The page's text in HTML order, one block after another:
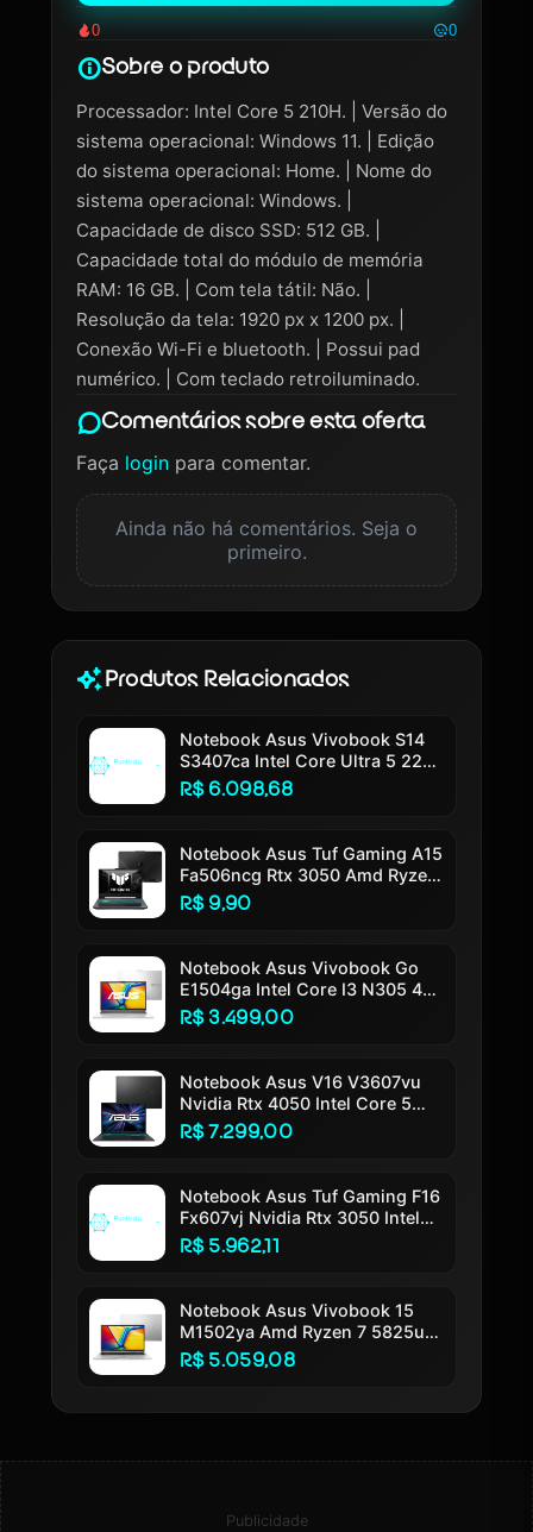
0 0
Sobre o produto
Processador: Intel Core 5 210H. | Versão do
sistema operacional: Windows 11. | Edição
do sistema operacional: Home. | Nome do
sistema operacional: Windows. |
Capacidade de disco SSD: 512 GB. |
Capacidade total do módulo de memória
RAM: 16 GB. | Com tela tátil: Não. |
Resolução da tela: 1920 px x 1200 px. |
Conexão Wi-Fi e bluetooth. | Possui pad
numérico. | Com teclado retroiluminado.
Comentários sobre esta oferta
Faça loginpara comentar.
Ainda não há comentários. Seja o
primeiro.
Produtos Relacionados
Notebook Asus Vivobook S14
S3407ca Intel Core Ultra 5 225h
16gb Ram 512gb Ssd Windows
11 Tela 14 Led Fhd Silver -
R$ 6.098,68
Notebook Asus Tuf Gaming A15
Fa506ncg Rtx 3050 Amd Ryzen
7 7445hs 16gb Ram 512gb Ssd
Windows 11 Tela 15,6 144hz
Preto Grafite
R$ 9,90
Notebook Asus Vivobook Go
E1504ga Intel Core I3 N305 4gb
Ram 256gb Ssd Linux Keepos
Tela 15,6 Fhd Silver - Nj447
R$ 3.499,00
Notebook Asus V16 V3607vu
Nvidia Rtx 4050 Intel Core 5
210h 16gb Ram 512gb Ssd
Windows 11 Home Tela 16 Led
Rp306w Preto
R$ 7.299,00
Notebook Asus Tuf Gaming F16
Fx607vj Nvidia Rtx 3050 Intel
Core 5 210h 16gb Ram 512gb
Ssd Linux Keepos Tela 16 Nível
R$ 5.962,11
Notebook Asus Vivobook 15
M1502ya Amd Ryzen 7 5825u
16gb Ram 512gb Ssd Windows
11 Home Tela 15.6 Led Fhd
R$ 5.059,08
Publicidade